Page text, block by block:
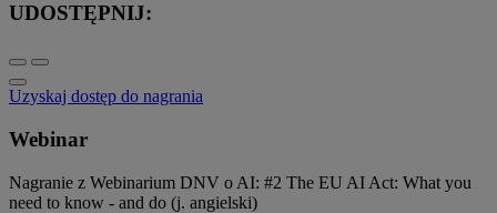
UDOSTĘPNIJ:
Uzyskaj dostęp do nagrania
Webinar
Nagranie z Webinarium DNV o AI: #2 The EU AI Act: What you
need to know - and do (j. angielski)